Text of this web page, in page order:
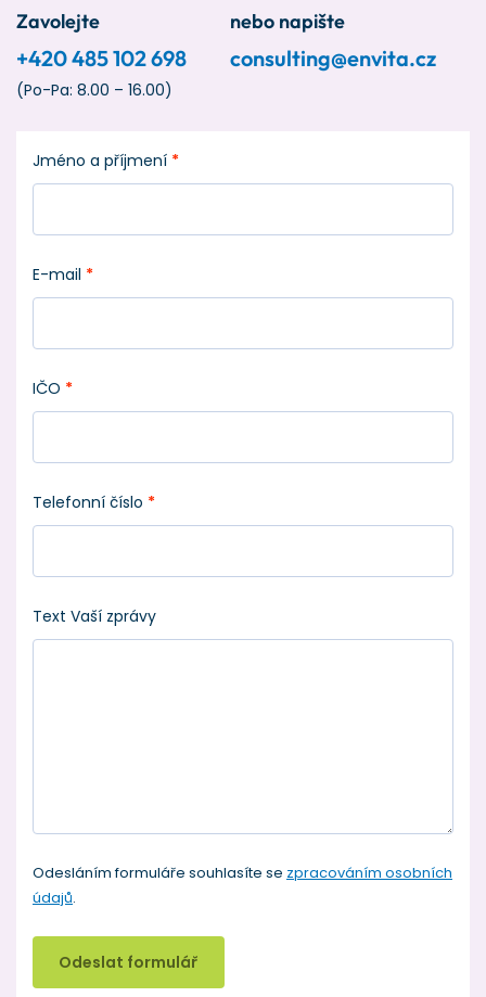
Zavolejte
+420 485 102 698
(Po-Pa: 8.00 – 16.00)
nebo napište
consulting@envita.cz
Jméno a příjmení *
E-mail *
IČO *
Telefonní číslo *
Text Vaší zprávy
Odesláním formuláře souhlasíte se zpracováním osobních
údajů.
Odeslat formulář